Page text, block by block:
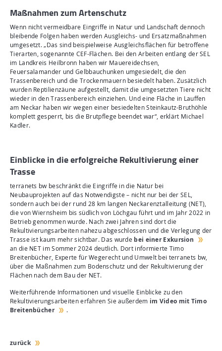
Maßnahmen zum Artenschutz
Wenn nicht vermeidbare Eingriffe in Natur und Landschaft dennoch
bleibende Folgen haben werden Ausgleichs- und Ersatzmaßnahmen
umgesetzt. „Das sind beispielweise Ausgleichsflächen für betroffene
Tierarten, sogenannte CEF-Flächen. Bei den Arbeiten entlang der SEL
im Landkreis Heilbronn haben wir Mauereidechsen,
Feuersalamander und Gelbbauchunken umgesiedelt, die den
Trassenbereich und die Trockenmauern besiedelt haben. Zusätzlich
wurden Reptilienzäune aufgestellt, damit die umgesetzten Tiere nicht
wieder in den Trassenbereich einziehen. Und eine Fläche in Lauffen
am Neckar haben wir wegen einer besiedelten Steinkautz-Bruthöhle
komplett gesperrt, bis die Brutpflege beendet war“, erklärt Michael
Kadler.
Einblicke in die erfolgreiche Rekultivierung einer
Trasse
terranets bw beschränkt die Eingriffe in die Natur bei
Neubauprojekten auf das Notwendigste – nicht nur bei der SEL,
sondern auch bei der rund 28 km langen Neckarenztalleitung (NET),
die von Wiernsheim bis südlich von Löchgau führt und im Jahr 2022 in
Betrieb genommen wurde. Nach zwei Jahren sind dort die
Rekultivierungsarbeiten nahezu abgeschlossen und die Verlegung der
Trasse ist kaum mehr sichtbar. Das wurde bei einer Exkursion
an die NET im Sommer 2024 deutlich. Dort informierte Timo
Breitenbücher, Experte für Wegerecht und Umwelt bei terranets bw,
über die Maßnahmen zum Bodenschutz und der Rekultivierung der
Flächen nach dem Bau der NET.
Weiterführende Informationen und visuelle Einblicke zu den
Rekultivierungsarbeiten erfahren Sie außerdem im Video mit Timo
Breitenbücher
.
zurück